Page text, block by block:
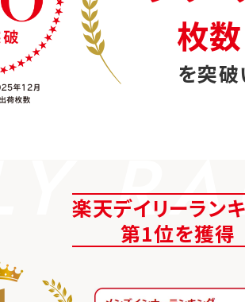
枚
を突破
楽天デイリーラン
第1位を獲得